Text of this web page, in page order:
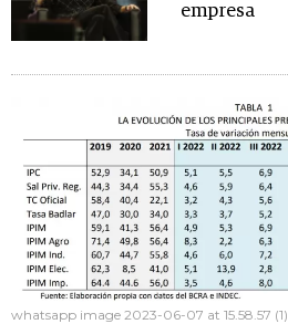
empresa
whatsapp image 2023-06-07 at 15.58.57 (1)